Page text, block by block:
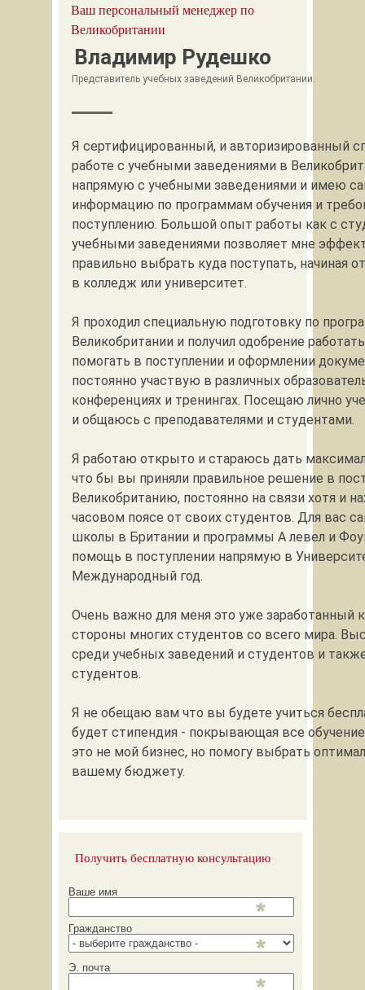
Ваш персональный менеджер по
Великобритании
Владимир Рудешко
Представитель учебных заведений Великобритании.
Я сертифицированный, и авторизированный
работе с учебными заведениями в
напрямую с учебными заведениями и имею
информацию по программам обучения и
поступлению. Большой опыт работы как с
учебными заведениями позволяет мне
правильно выбрать куда поступать, начиная
в колледж или университет.
Я проходил специальную подготовку по
Великобритании и получил одобрение
помогать в поступлении и оформлении
постоянно участвую в различных
конференциях и тренингах. Посещаю лично
и общаюсь с преподавателями и студентами.
Я работаю открыто и стараюсь дать
что бы вы приняли правильное решение в
Великобританию, постоянно на связи хотя и
часовом поясе от своих студентов. Для вас
школы в Британии и программы А левел и
помощь в поступлении напрямую в
Международный год.
Очень важно для меня это уже заработанный
стороны многих студентов со всего мира.
среди учебных заведений и студентов и
студентов.
Я не обещаю вам что вы будете учиться
будет стипендия - покрывающая все
это не мой бизнес, но помогу выбрать
вашему бюджету.
Получить бесплатную консультацию
Ваше имя
Гражданство
Э. почта